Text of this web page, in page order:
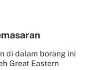
di dalam borang ini
Great Eastern